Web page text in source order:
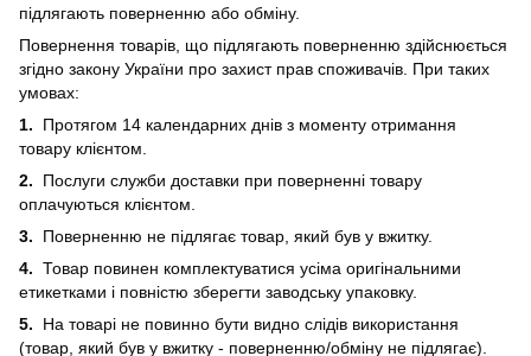
підлягають поверненню або обміну.
Повернення товарів, що підлягають поверненню здійснюється
згідно закону України про захист прав споживачів. При таких
умовах:
1.
Протягом 14 календарних днів з моменту отримання
товару клієнтом.
2. Послуги служби доставки при поверненні товару
оплачуються клієнтом.
3.
Поверненню не підлягає товар, який був у вжитку.
4. Товар повинен комплектуватися усіма оригінальними
етикетками і повністю зберегти заводську упаковку.
5. На товарі не повинно бути видно слідів використання
(товар, який був у вжитку - поверненню/обміну не підлягає).